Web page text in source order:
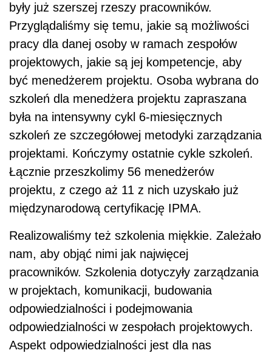
były już szerszej rzeszy pracowników.
Przyglądaliśmy się temu, jakie są możliwości
pracy dla danej osoby w ramach zespołów
projektowych, jakie są jej kompetencje, aby
być menedżerem projektu. Osoba wybrana do
szkoleń dla menedżera projektu zapraszana
była na intensywny cykl 6-miesięcznych
szkoleń ze szczegółowej metodyki zarządzania
projektami. Kończymy ostatnie cykle szkoleń.
Łącznie przeszkolimy 56 menedżerów
projektu, z czego aż 11 z nich uzyskało już
międzynarodową certyfikację IPMA.
Realizowaliśmy też szkolenia miękkie. Zależało
nam, aby objąć nimi jak najwięcej
pracowników. Szkolenia dotyczyły zarządzania
w projektach, komunikacji, budowania
odpowiedzialności i podejmowania
odpowiedzialności w zespołach projektowych.
Aspekt odpowiedzialności jest dla nas